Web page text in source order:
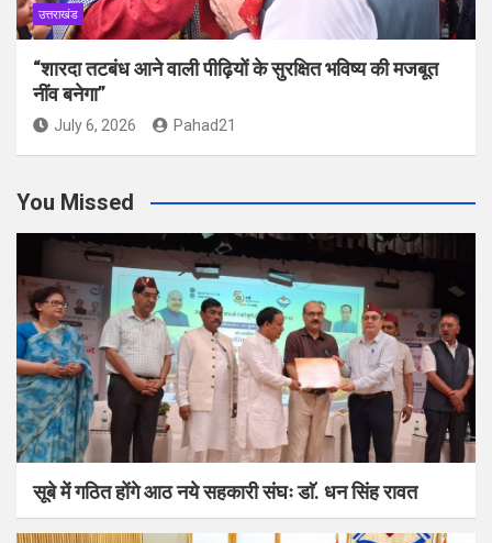
उत्तराखंड
“शारदा तटबंध आने वाली पीढ़ियों के सुरक्षित भविष्य की मजबूत
नींव बनेगा”
July 6, 2026 Pahad21
You Missed
सूबे में गठित होंगे आठ नये सहकारी संघः डाॅ. धन सिंह रावत